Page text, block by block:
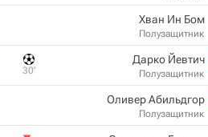
Хван Ин Бом
Полузащитник
Дарко Йевтич
Полузащитник
30‎’‎
Оливер Абильдгор
Полузащитник